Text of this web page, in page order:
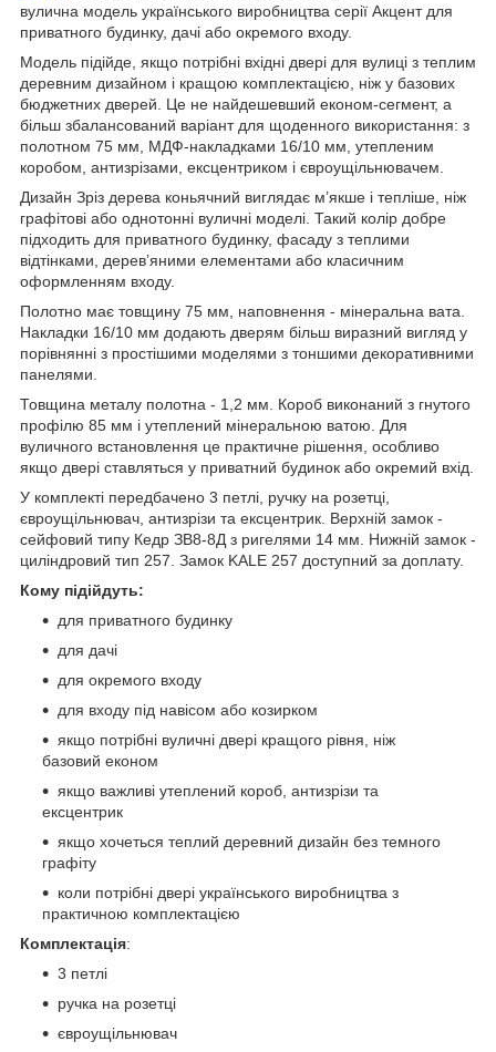
вулична модель українського виробництва серії Акцент для
приватного будинку, дачі або окремого входу.
Модель підійде, якщо потрібні вхідні двері для вулиці з теплим
деревним дизайном і кращою комплектацією, ніж у базових
бюджетних дверей. Це не найдешевший економ-сегмент, а
більш збалансований варіант для щоденного використання: з
полотном 75 мм, МДФ-накладками 16/10 мм, утепленим
коробом, антизрізами, ексцентриком і євроущільнювачем.
Дизайн Зріз дерева коньячний виглядає м’якше і тепліше, ніж
графітові або однотонні вуличні моделі. Такий колір добре
підходить для приватного будинку, фасаду з теплими
відтінками, дерев’яними елементами або класичним
оформленням входу.
Полотно має товщину 75 мм, наповнення - мінеральна вата.
Накладки 16/10 мм додають дверям більш виразний вигляд у
порівнянні з простішими моделями з тоншими декоративними
панелями.
Товщина металу полотна - 1,2 мм. Короб виконаний з гнутого
профілю 85 мм і утеплений мінеральною ватою. Для
вуличного встановлення це практичне рішення, особливо
якщо двері ставляться у приватний будинок або окремий вхід.
У комплекті передбачено 3 петлі, ручку на розетці,
євроущільнювач, антизрізи та ексцентрик. Верхній замок -
сейфовий типу Кедр ЗВ8-8Д з ригелями 14 мм. Нижній замок -
циліндровий тип 257. Замок KALE 257 доступний за доплату.
Кому підійдуть:
для приватного будинку
для дачі
для окремого входу
для входу під навісом або козирком
якщо потрібні вуличні двері кращого рівня, ніж
базовий економ
якщо важливі утеплений короб, антизрізи та
ексцентрик
якщо хочеться теплий деревний дизайн без темного
графіту
коли потрібні двері українського виробництва з
практичною комплектацією
Комплектація:
3 петлі
ручка на розетці
євроущільнювач